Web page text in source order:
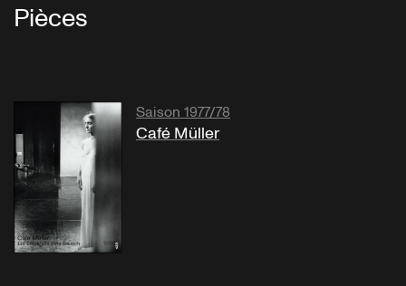
Pièces
Saison 1977/78
Café Müller